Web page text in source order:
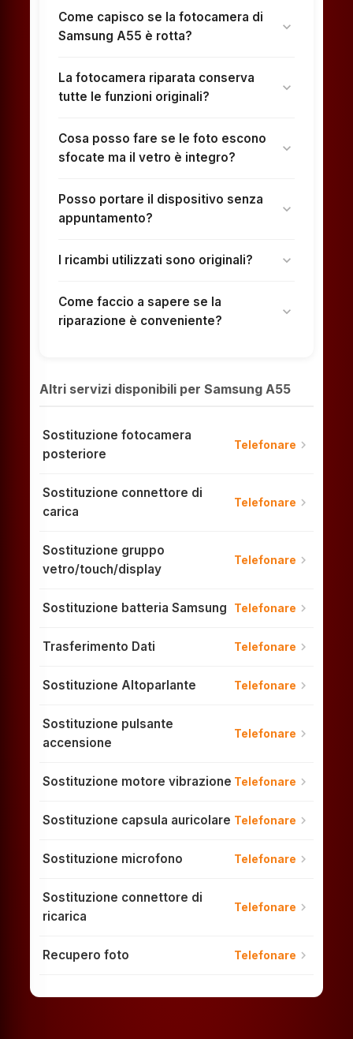
Come capisco se la fotocamera di
Samsung A55 è rotta?
expand_more
La fotocamera riparata conserva
tutte le funzioni originali?
expand_more
Cosa posso fare se le foto escono
sfocate ma il vetro è integro?
expand_more
Posso portare il dispositivo senza
appuntamento?
expand_more
I ricambi utilizzati sono originali? expand_more
Come faccio a sapere se la
riparazione è conveniente?
expand_more
Altri servizi disponibili per Samsung A55
Sostituzione fotocamera
posteriore
Telefonare chevron_right
Sostituzione connettore di
carica
Telefonare chevron_right
Sostituzione gruppo
vetro/touch/display
Telefonare chevron_right
Sostituzione batteria Samsung Telefonare chevron_right
Trasferimento Dati Telefonare chevron_right
Sostituzione Altoparlante Telefonare chevron_right
Sostituzione pulsante
accensione
Telefonare chevron_right
Sostituzione motore vibrazione Telefonare chevron_right
Sostituzione capsula auricolare Telefonare chevron_right
Sostituzione microfono Telefonare chevron_right
Sostituzione connettore di
ricarica
Telefonare chevron_right
Recupero foto Telefonare chevron_right